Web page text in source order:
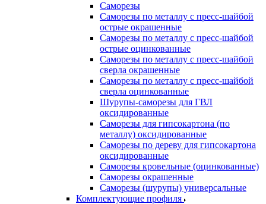
Саморезы
Саморезы по металлу с пресс-шайбой
острые окрашенные
Саморезы по металлу с пресс-шайбой
острые оцинкованные
Саморезы по металлу с пресс-шайбой
сверла окрашенные
Саморезы по металлу с пресс-шайбой
сверла оцинкованные
Шурупы-саморезы для ГВЛ
оксидированные
Саморезы для гипсокартона (по
металлу) оксидированные
Саморезы по дереву для гипсокартона
оксидированные
Саморезы кровельные (оцинкованные)
Саморезы окрашенные
Саморезы (шурупы) универсальные
Комплектующие профиля